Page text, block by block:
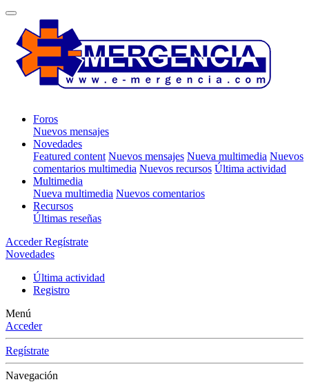
Foros
Nuevos mensajes
Novedades
Featured content Nuevos mensajes Nueva multimedia Nuevos
comentarios multimedia Nuevos recursos Última actividad
Multimedia
Nueva multimedia Nuevos comentarios
Recursos
Últimas reseñas
Acceder Regístrate
Novedades
Última actividad
Registro
Menú
Acceder
Regístrate
Navegación